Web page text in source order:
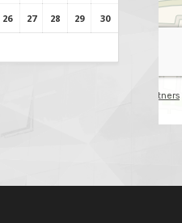
26 27 28 29 30
31 AGOSTO 2026
EGRESADOS